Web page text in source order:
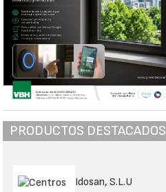
PRODUCTOS DESTACADOS
Idosan, S.L.U